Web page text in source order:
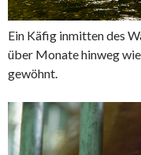
Ein Käfig inmitten des
über Monate hinweg
gewöhnt.